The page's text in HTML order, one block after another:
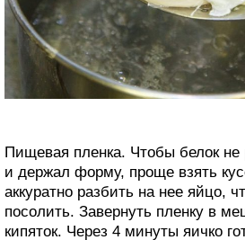
Пищевая пленка. Чтобы белок не
и держал форму, проще взять
аккуратно разбить на нее яйцо,
посолить. Завернуть пленку в
кипяток. Через 4 минуты яичко